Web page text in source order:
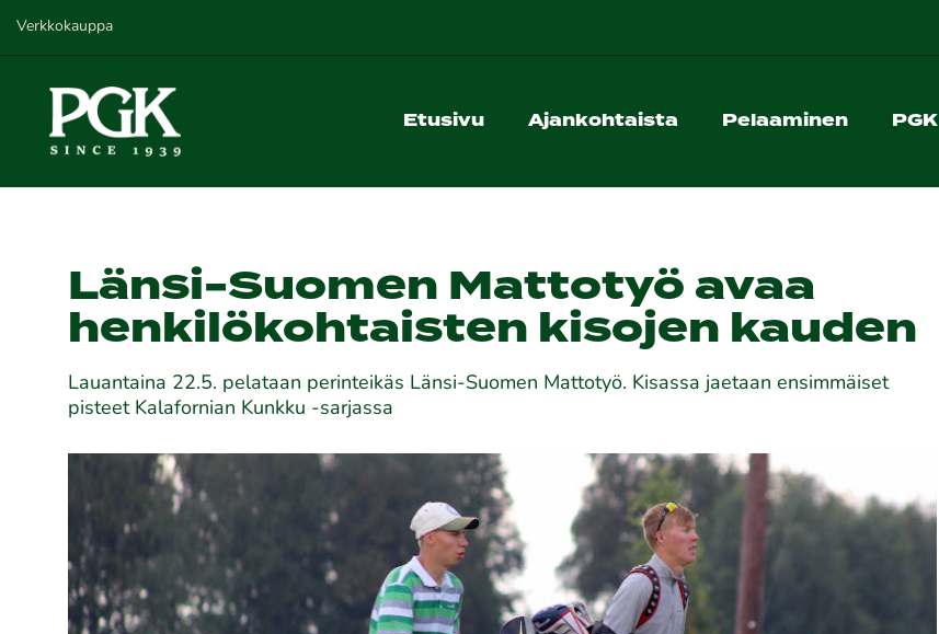
Verkkokauppa
Etusivu Ajankohtaista Pelaaminen PGK
Länsi-Suomen Mattotyö avaa
henkilökohtaisten kisojen kauden
Lauantaina 22.5. pelataan perinteikäs Länsi-Suomen Mattotyö. Kisassa jaetaan ensimmäiset
pisteet Kalafornian Kunkku -sarjassa